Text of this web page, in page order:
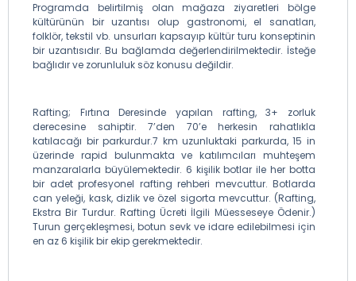
Programda belirtilmiş olan mağaza ziyaretleri bölge
kültürünün bir uzantısı olup gastronomi, el sanatları,
folklör, tekstil vb. unsurları kapsayıp kültür turu konseptinin
bir uzantısıdır. Bu bağlamda değerlendirilmektedir. İsteğe
bağlıdır ve zorunluluk söz konusu değildir.
Rafting; Fırtına Deresinde yapılan rafting, 3+ zorluk
derecesine sahiptir. 7’den 70’e herkesin rahatlıkla
katılacağı bir parkurdur.7 km uzunluktaki parkurda, 15 in
üzerinde rapid bulunmakta ve katılımcıları muhteşem
manzaralarla büyülemektedir. 6 kişilik botlar ile her botta
bir adet profesyonel rafting rehberi mevcuttur. Botlarda
can yeleği, kask, dizlik ve özel sigorta mevcuttur. (Rafting,
Ekstra Bir Turdur. Rafting Ücreti İlgili Müesseseye Ödenir.)
Turun gerçekleşmesi, botun sevk ve idare edilebilmesi için
en az 6 kişilik bir ekip gerekmektedir.